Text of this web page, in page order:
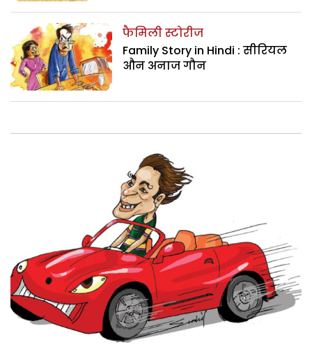
फैमिली स्टोरीज
Family Story in Hindi : सीरियल
औन अनाज गौन